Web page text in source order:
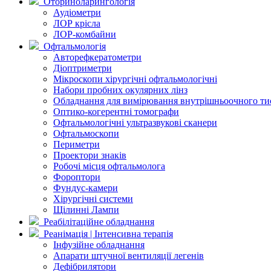
Аудіометри
ЛОР крісла
ЛОР-комбайни
Офтальмологія
Авторефкератометри
Діоптриметри
Мікроскопи хірургічні офтальмологічні
Набори пробних окулярних лінз
Обладнання для вимірювання внутрішньоочного
Оптико-когерентні томографи
Офтальмологічні ультразвукові сканери
Офтальмоскопи
Периметри
Проектори знаків
Робочі місця офтальмолога
Фороптори
Фундус-камери
Хірургічні системи
Щілинні Лампи
Реабілітаційне обладнання
Реанімація | Інтенсивна терапія
Інфузійне обладнання
Апарати штучної вентиляції легенів
Дефібрилятори